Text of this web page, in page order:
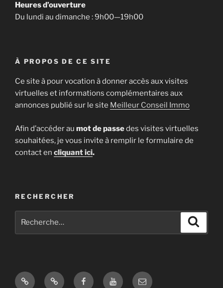
Heures d’ouverture
Du lundi au dimanche : 9h00—19h00
À PROPOS DE CE SITE
Ce site à pour vocation à donner accès aux visites
virtuelles et informations complémentaires aux
annonces publié sur le site Meilleur Conseil Immo
Afin d’accéder au mot de passedes visites virtuelles
souhaitées, je vous invite à remplir le formulaire de
contact en cliquant ici.
RECHERCHER
Site
Google FacebookYoutubeE-